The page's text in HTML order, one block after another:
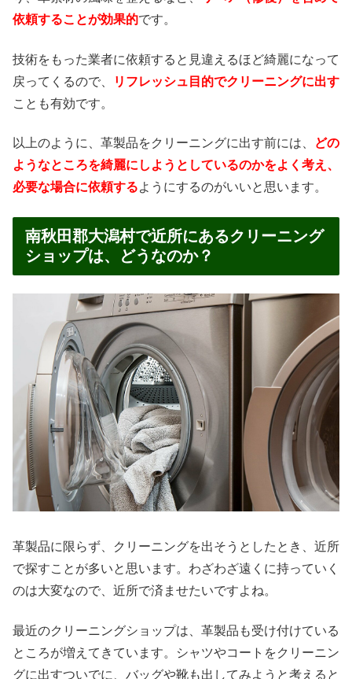
依頼することが効果的です。
技術をもった業者に依頼すると見違えるほど綺麗になって
戻ってくるので、
リフレッシュ目的でクリーニングに出す
ことも有効です。
以上のように、革製品をクリーニングに出す前には、
どの
ようなところを綺麗にしようとしているのかをよく考え、
必要な場合に依頼するようにするのがいいと思います。
南秋田郡大潟村で近所にあるクリーニング
ショップは、どうなのか？
革製品に限らず、クリーニングを出そうとしたとき、近所
で探すことが多いと思います。わざわざ遠くに持っていく
のは大変なので、近所で済ませたいですよね。
最近のクリーニングショップは、革製品も受け付けている
ところが増えてきています。シャツやコートをクリーニン
グに出すついでに、バッグや靴も出してみようと考えると